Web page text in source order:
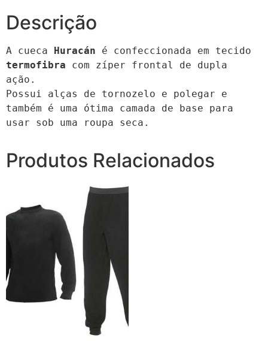
Descrição
A cueca Huracán
termofibra com zíper frontal de dupla
ação.
Possui alças de tornozelo e polegar e
também é uma ótima camada de base para
usar sob uma roupa seca.
Produtos Relacionados